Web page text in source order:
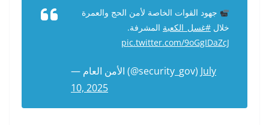
جهود القوات الخاصة لأمن الحج والعمرة
خلال ⁧ #غسل_الكعبة ⁩ المشرفة.
pic.twitter.com/9oGgIDaZcJ
— الأمن العام (@security_gov) July
10, 2025